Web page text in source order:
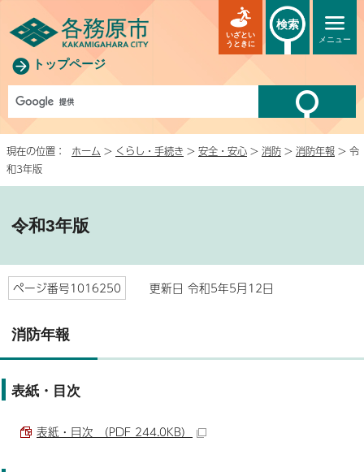
トップページ
メニュー
いざとい
うときに
検索
現在の位置： ホーム > くらし・手続き > 安全・安心 > 消防 > 消防年報 > 令
和3年版
令和3年版
ページ番号1016250 更新日 令和5年5月12日
消防年報
表紙・目次
表紙・目次 （PDF 244.0KB）